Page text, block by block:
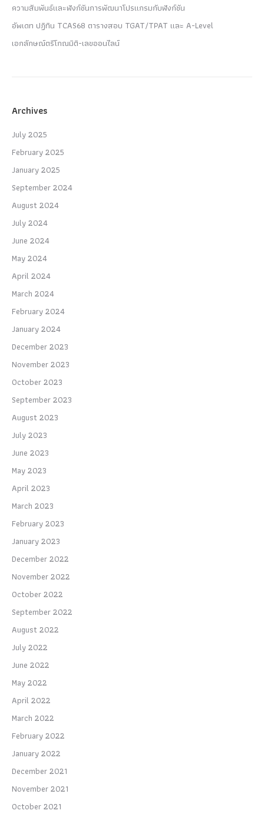
ความสัมพันธ์และฟังก์ชันการพัฒนาโปรแกรมกับฟังก์ชัน
อัพเดท ปฏิทิน TCAS68 ตารางสอบ TGAT/TPAT และ A-Level
เอกลักษณ์ตรีโกณมิติ-เลขออนไลน์
Archives
July 2025
February 2025
January 2025
September 2024
August 2024
July 2024
June 2024
May 2024
April 2024
March 2024
February 2024
January 2024
December 2023
November 2023
October 2023
September 2023
August 2023
July 2023
June 2023
May 2023
April 2023
March 2023
February 2023
January 2023
December 2022
November 2022
October 2022
September 2022
August 2022
July 2022
June 2022
May 2022
April 2022
March 2022
February 2022
January 2022
December 2021
November 2021
October 2021